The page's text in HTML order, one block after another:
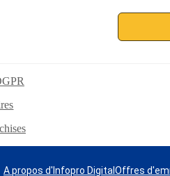
A propos d'Infopro DigitalOffres